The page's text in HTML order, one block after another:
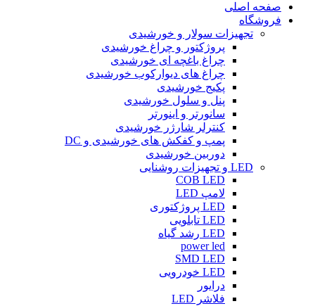
صفحه اصلی
فروشگاه
تجهیزات سولار و خورشیدی
پروژکتور و چراغ خورشیدی
چراغ باغچه ای خورشیدی
چراغ های دیوارکوب خورشیدی
پکیج خورشیدی
پنل و سلول خورشیدی
سانورتر و اینورتر
کنترلر شارژر خورشیدی
پمپ و کفکش های خورشیدی و DC
دوربین خورشیدی
LED و تجهیزات روشنایی
COB LED
لامپ LED
LED پروژکتوری
LED تابلویی
LED رشد گیاه
power led
SMD LED
LED خودرویی
درایور
فلاشر LED